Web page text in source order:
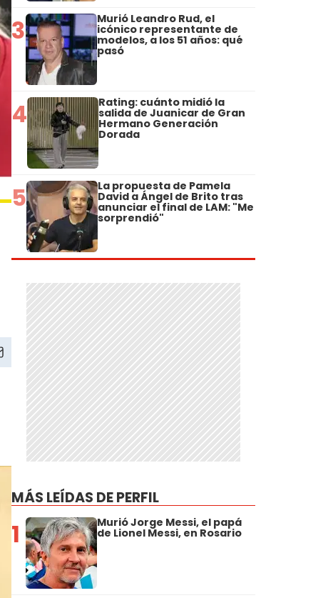
3 Murió Leandro Rud, el
icónico representante de
modelos, a los 51 años: qué
pasó
4 Rating: cuánto midió la
salida de Juanicar de Gran
Hermano Generación
Dorada
5 La propuesta de Pamela
David a Ángel de Brito tras
anunciar el final de LAM: "Me
sorprendió"
MÁS LEÍDAS DE PERFIL
1 Murió Jorge Messi, el papá
de Lionel Messi, en Rosario